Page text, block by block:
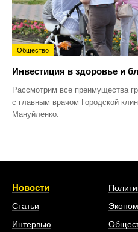
Общество
Инвестиция в здоровье и
Рассмотрим все преимущества
с главным врачом Городской
Мануйленко.
Новости
Статьи
Интервью